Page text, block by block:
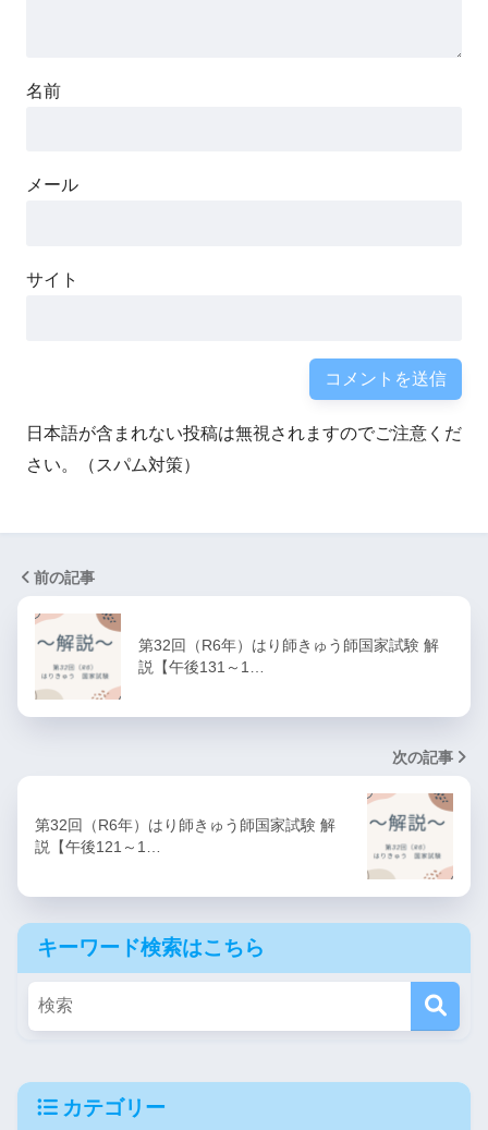
名前
メール
サイト
日本語が含まれない投稿は無視されますのでご注意くだ
さい。（スパム対策）
前の記事
第32回（R6年）はり師きゅう師国家試験 解
説【午後131～1…
次の記事
第32回（R6年）はり師きゅう師国家試験 解
説【午後121～1…
キーワード検索はこちら
カテゴリー